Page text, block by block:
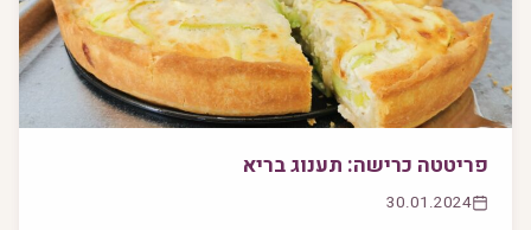
פריטטה כרישה: תענוג בריא
30.01.2024